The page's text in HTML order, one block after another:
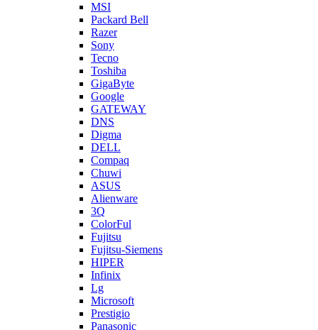
MSI
Packard Bell
Razer
Sony
Tecno
Toshiba
GigaByte
Google
GATEWAY
DNS
Digma
DELL
Compaq
Chuwi
ASUS
Alienware
3Q
ColorFul
Fujitsu
Fujitsu-Siemens
HIPER
Infinix
Lg
Microsoft
Prestigio
Panasonic